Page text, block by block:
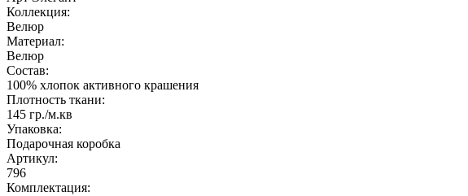
Коллекция:
Велюр
Материал:
Велюр
Состав:
100% хлопок активного крашения
Плотность ткани:
145 гр./м.кв
Упаковка:
Подарочная коробка
Артикул:
796
Комплектация: